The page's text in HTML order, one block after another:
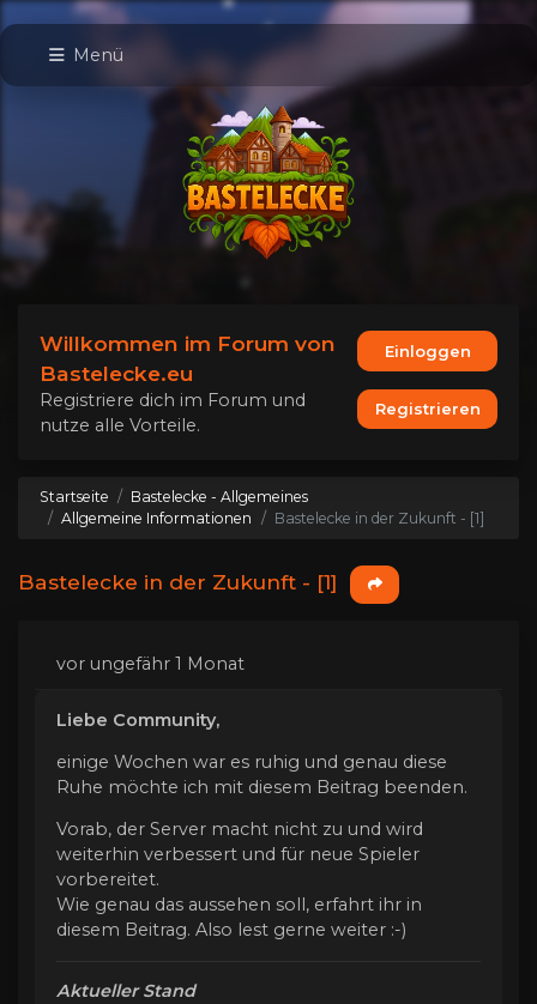
Menü
Willkommen im Forum von
Bastelecke.eu
Registriere dich im Forum und
nutze alle Vorteile.
Einloggen
Registrieren
Startseite
Bastelecke - Allgemeines
Allgemeine Informationen
Bastelecke in der Zukunft - [1]
Bastelecke in der Zukunft - [1]
vor ungefähr 1 Monat
Liebe Community,
einige Wochen war es ruhig und genau diese
Ruhe möchte ich mit diesem Beitrag beenden.
Vorab, der Server macht nicht zu und wird
weiterhin verbessert und für neue Spieler
vorbereitet.
Wie genau das aussehen soll, erfahrt ihr in
diesem Beitrag. Also lest gerne weiter :-)
Aktueller Stand